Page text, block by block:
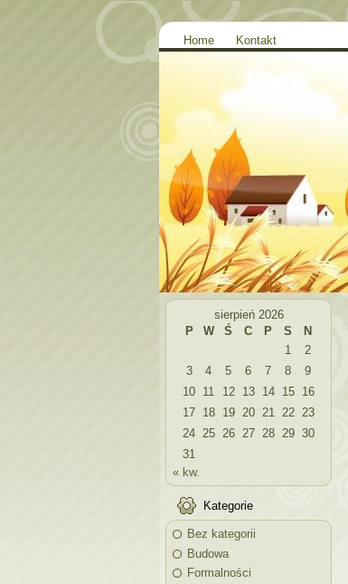
Home Kontakt
sierpień 2026
P
W Ś C P S
N
1
2
3
4 5 6 7 8
9
10 11 12 13 14 15
16
17 18 19 20 21 22 23
24 25 26 27 28 29 30
31
« kw.
Kategorie
Bez kategorii
Budowa
Formalności